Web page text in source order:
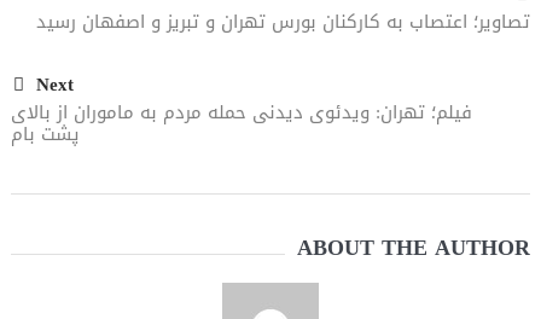
تصاویر؛ اعتصاب به کارکنان بورس تهران و تبریز و اصفهان رسید
Next
فیلم؛ تهران: ویدئوی دیدنی حمله مردم به ماموران از بالای
پشت بام‌
ABOUT THE AUTHOR